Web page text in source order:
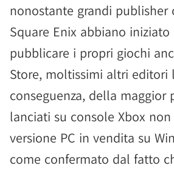
nonostante grandi publisher
Square Enix abbiano
pubblicare i propri giochi
Store, moltissimi altri editori
conseguenza, della maggior
lanciati su console Xbox
versione PC in vendita su
come confermato dal fatto